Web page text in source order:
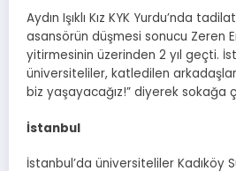
Aydın Işıklı Kız KYK Yurdu’nda
asansörün düşmesi sonucu Zeren
yitirmesinin üzerinden 2 yıl geçti.
üniversiteliler, katledilen
biz yaşayacağız!” diyerek sokağa
İstanbul
İstanbul’da üniversiteliler Kadıköy